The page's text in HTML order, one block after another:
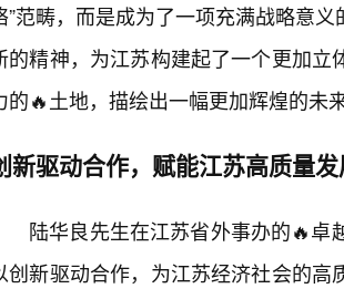
”范畴，而是成为了一项充满战略意
的精神，为江苏构建起了一个更加
的🔥土地，描绘出一幅更加辉煌的未
新驱动合作，赋能江苏高质量
陆华良先生在江苏省外事办的🔥
创新驱动合作，为江苏经济社会的